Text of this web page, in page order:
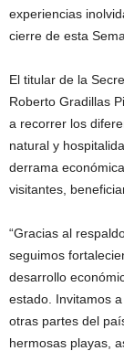
experiencias
cierre de esta
El titular de la
Roberto Gradillas
a recorrer los
natural y
derrama
visitantes,
“Gracias al
seguimos
desarrollo
estado. Invitamos
otras partes del
hermosas playas,